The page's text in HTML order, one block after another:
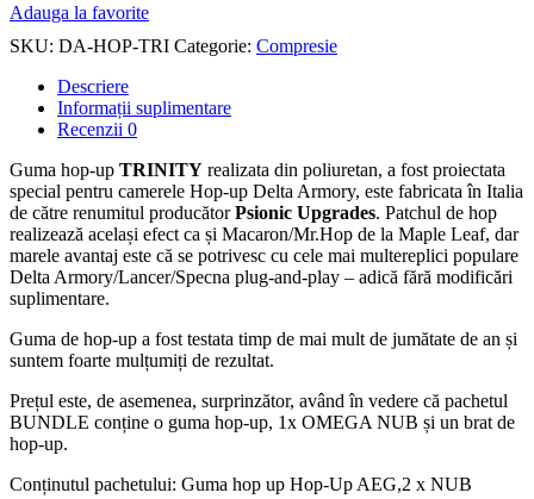
Adauga la favorite
SKU: DA-HOP-TRI Categorie: Compresie
Descriere
Informații suplimentare
Recenzii 0
Guma hop-up TRINITY realizata din poliuretan, a fost proiectata
special pentru camerele Hop-up Delta Armory, este fabricata în Italia
de către renumitul producătorPsionic Upgrades. Patchul de hop
realizează același efect ca și Macaron/Mr.Hop de la Maple Leaf, dar
marele avantaj este că se potrivesc cu cele mai multereplici populare
Delta Armory/Lancer/Specna plug-and-play – adică fără modificări
suplimentare.
Guma de hop-up a fost testata timp de mai mult de jumătate de an și
suntem foarte mulțumiți de rezultat.
Prețul este, de asemenea, surprinzător, având în vedere că pachetul
BUNDLE conține o guma hop-up, 1x OMEGA NUB și un brat de
hop-up.
Conținutul pachetului: Guma hop up Hop-Up AEG,2 x NUB